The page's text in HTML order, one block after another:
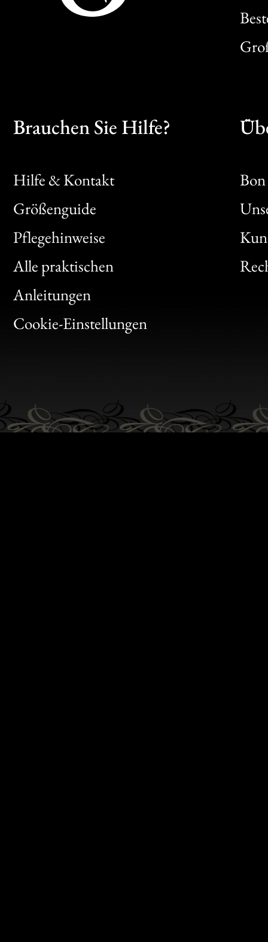
Brauchen Sie Hilfe?
Hilfe & Kontakt
Größenguide
Pflegehinweise
Alle praktischen
Anleitungen
Cookie-Einstellungen
Bon
Clic